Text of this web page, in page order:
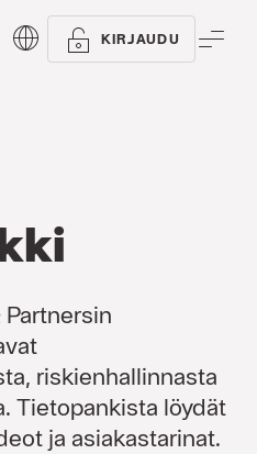
ETSI KIRJAUDU
Oppaat
riskienhallinnasta
Tietopankista löydät
ja asiakastarinat.